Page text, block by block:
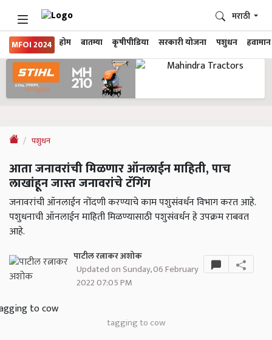
MFOI 2024 होम बातम्या कृषीपीडिया सरकारी योजना पशुधन हवामान
मराठी
पशुधन
आता जनावरांची मिळणार ऑनलाईन माहिती, पाच
लाखांहून जास्त जनावरांचे टॅगिंग
जनावरांची ऑनलाईन नोंदणी करण्याचे काम पशुसंवर्धन विभाग करत आहे.
पशुधनाची ऑनलाईन माहिती मिळण्यासाठी पशुसंवर्धन हे उपक्रम राबवत
आहे.
पाटील रत्नाकर अशोक
Updated on Sunday, 06 February
2022 07:05 PM
tagging to cow